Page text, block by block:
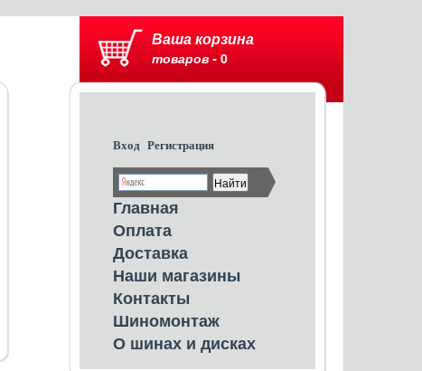
Ваша корзина
товаров - 0
Вход Регистрация
Главная
Оплата
Доставка
Наши магазины
Контакты
Шиномонтаж
О шинах и дисках